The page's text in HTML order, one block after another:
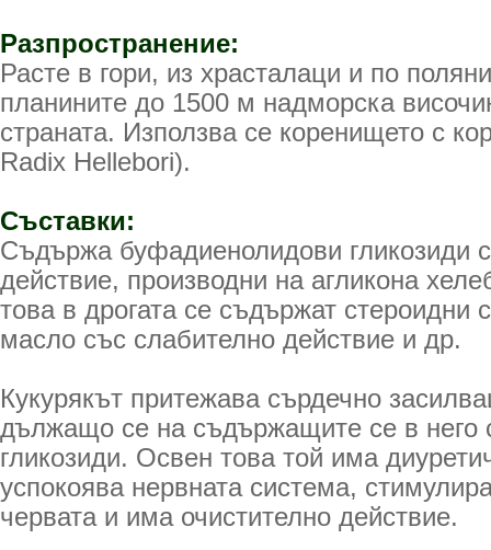
Разпространение:
Расте в гори, из храсталаци и по
планините до 1500 м надморска
страната. Използва се коренището с
Radix Hellebori).
Съставки:
Съдържа буфадиенолидови гликозиди
действие, производни на агликона
това в дрогата се съдържат стероидни
масло със слабително действие и др.
Кукурякът притежава сърдечно
дължащо се на съдържащите се в него
гликозиди. Освен това той има
успокоява нервната система,
червата и има очистително действие.